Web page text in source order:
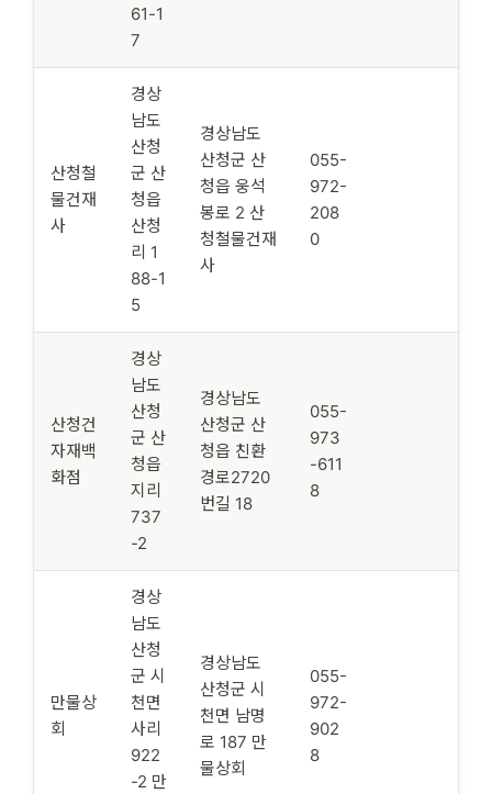
61-1
7
산청철
물건재
사
경상
남도
산청
군 산
청읍
산청
리 1
88-1
5
경상남도
산청군 산
청읍 웅석
봉로 2 산
청철물건재
사
055-
972-
208
0
산청건
자재백
화점
경상
남도
산청
군 산
청읍
지리
737
-2
경상남도
산청군 산
청읍 친환
경로2720
번길 18
055-
973
-611
8
만물상
회
경상
남도
산청
군 시
천면
사리
922
-2 만
경상남도
산청군 시
천면 남명
로 187 만
물상회
055-
972-
902
8